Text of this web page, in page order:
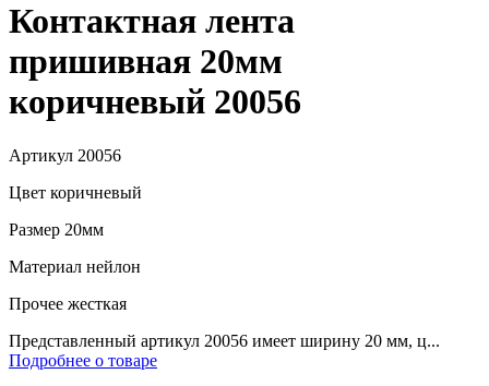
Контактная лента
пришивная 20мм
коричневый 20056
Артикул 20056
Цвет коричневый
Размер 20мм
Материал нейлон
Прочее жесткая
Представленный артикул 20056 имеет ширину 20 мм, ц...
Подробнее о товаре